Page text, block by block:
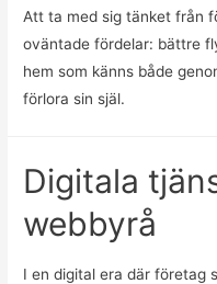
Att ta med sig tänket från
oväntade fördelar: bättre
hem som känns både
förlora sin själ.
Digitala
webbyrå
I en digital era där företag